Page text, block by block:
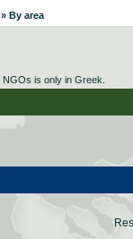
By area
is only in Greek.